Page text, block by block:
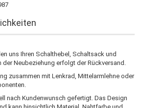
uns Ihren Schalthebel, Schaltsack und
Neubeziehung erfolgt der Rückversand.
zusammen mit Lenkrad, Mittelarmlehne oder
nach Kundenwunsch gefertigt. Das Design